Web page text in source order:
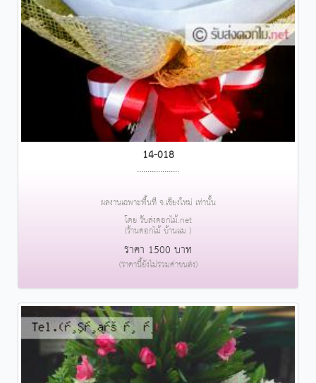
14-018
....................
ผลงานเฉพาะพื้นที่ จ.เชียงใหม่ เท่านั้น
โดย รับส่งดอกไม้.net
(ร้านดอกไม้ บ้านแม )
ราคา 1500 บาท
(ราคานี้ยังไม่รวมค่าขนส่ง)